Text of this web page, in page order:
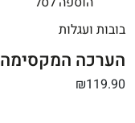
בובות ועגלות
הערכה המקסימה 5 ב1
₪119.90